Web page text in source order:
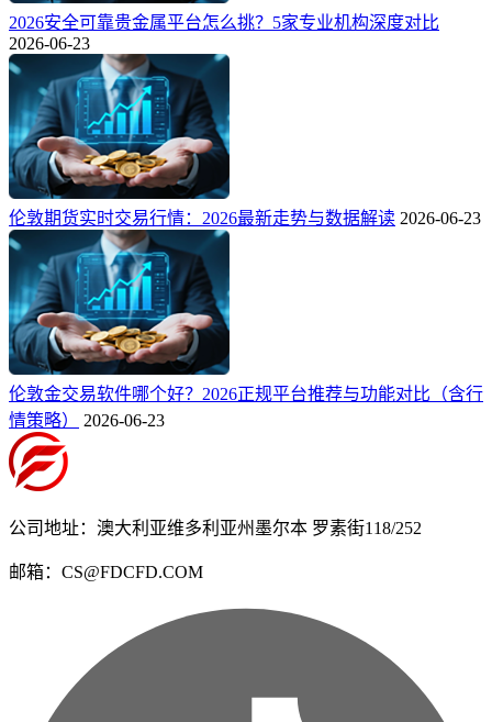
2026安全可靠贵金属平台怎么挑？5家专业机构深度对比
2026-06-23
伦敦期货实时交易行情：2026最新走势与数据解读 2026-06-23
伦敦金交易软件哪个好？2026正规平台推荐与功能对比（含行
情策略）
2026-06-23
公司地址：澳大利亚维多利亚州墨尔本 罗素街118/252
邮箱：CS@FDCFD.COM